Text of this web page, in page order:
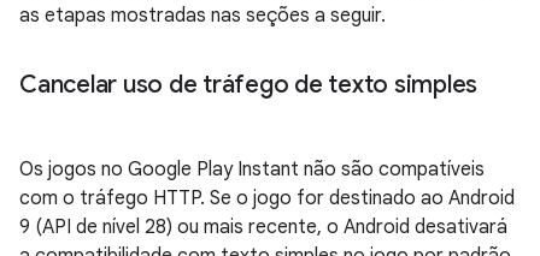
as etapas mostradas nas seções a seguir.
Cancelar uso de tráfego de texto simples
Os jogos no Google Play Instant não são compatíveis
com o tráfego HTTP. Se o jogo for destinado ao Android
9 (API de nível 28) ou mais recente, o Android desativará